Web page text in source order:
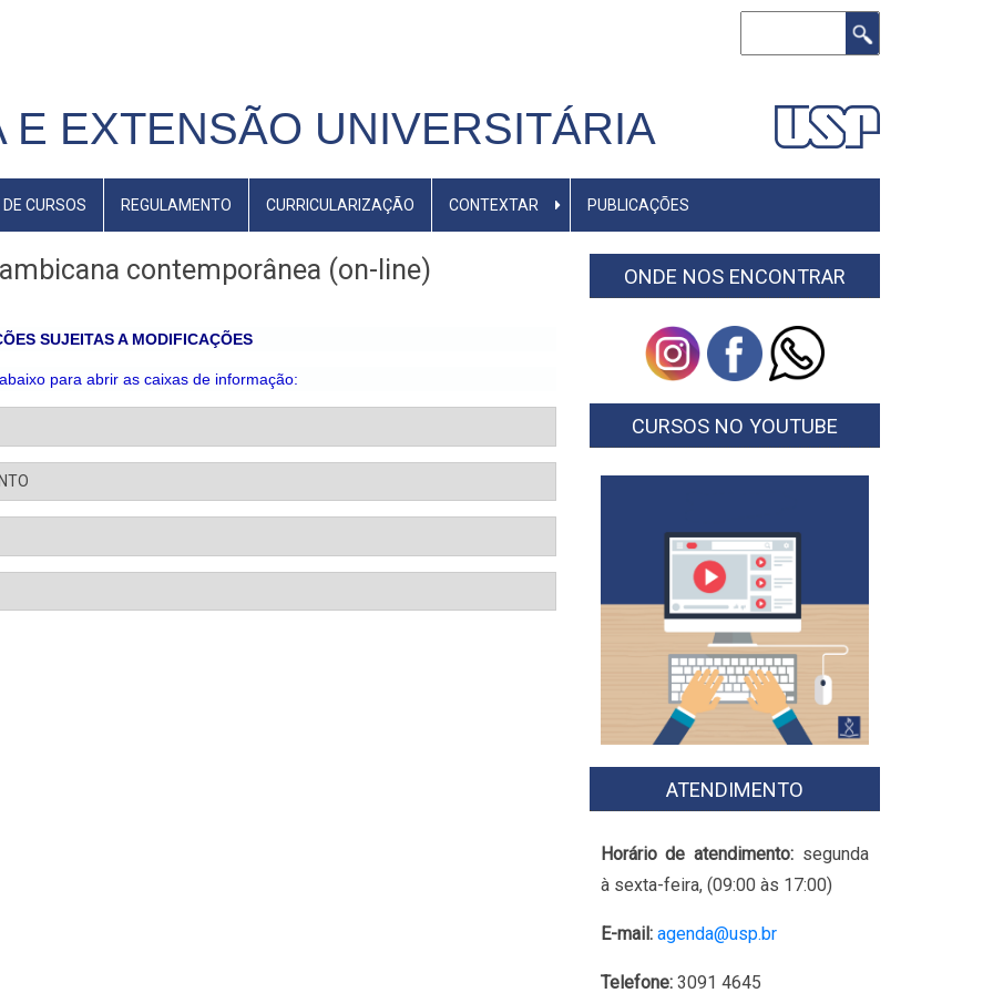
E EXTENSÃO UNIVERSITÁRIA
CURSOS REGULAMENTO CURRICULARIZAÇÃO CONTEXTAR PUBLICAÇÕES
contemporânea (on-line)
SUJEITAS A MODIFICAÇÕES
para abrir as caixas de informação:
ONDE NOS ENCONTRAR
CURSOS NO YOUTUBE
ATENDIMENTO
Horário de atendimento: segunda
à sexta-feira, (09:00 às 17:00)
E-mail: agenda@usp.br
Telefone:3091 4645